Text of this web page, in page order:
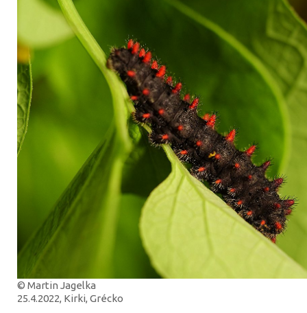
© Martin Jagelka
25.4.2022, Kirki, Grécko